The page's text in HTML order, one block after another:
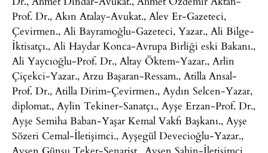
Prof. Dr., Akın Atalay-Avukat., Alev Er-Gazeteci,
Çevirmen., Ali Bayramoğlu-Gazeteci, Yazar., Ali Bilge-
İktisatçı., Ali Haydar Konca-Avrupa Birliği eski Bakanı.,
Ali Yaycıoğlu-Prof. Dr., Altay Öktem-Yazar., Arlin
Çiçekci-Yazar., Arzu Başaran-Ressam., Atilla Ansal-
Prof. Dr., Atilla Dirim-Çevirmen., Aydın Selcen-Yazar,
diplomat., Aylin Tekiner-Sanatçı., Ayşe Erzan-Prof. Dr.,
Ayşe Semiha Baban-Yaşar Kemal Vakfı Başkanı., Ayşe
Sözeri Cemal-İletişimci., Ayşegül Devecioğlu-Yazar.,